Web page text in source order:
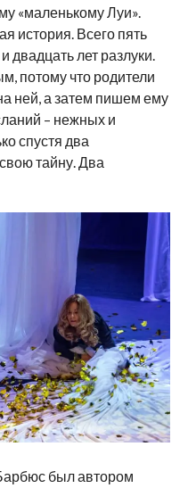
«маленькому Луи».
история. Всего пять
лет разлуки.
потому что родители
ней, а затем пишем ему
– нежных и
спустя два
тайну. Два
был автором